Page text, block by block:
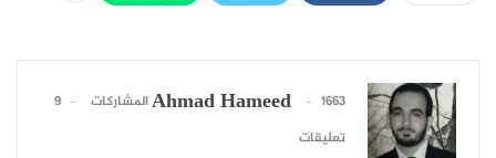
Ahmad Hameed 1663 المشاركات
9
تعليقات